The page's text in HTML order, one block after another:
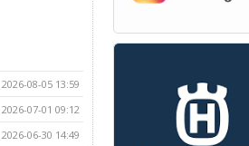
2026-08-05 13:59
2026-07-01 09:12
2026-06-30 14:49